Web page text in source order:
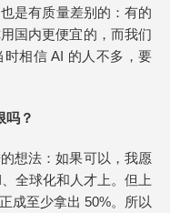
是有质量差别的：有的
国内更便宜的，而我们
相信 AI 的人不多，要
吗？
想法：如果可以，我愿
全球化和人才上。但上
成至少拿出 50%。所以